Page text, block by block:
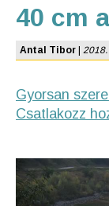
40 cm
Antal Tibor 2018.
Gyorsan
Csatlakozz